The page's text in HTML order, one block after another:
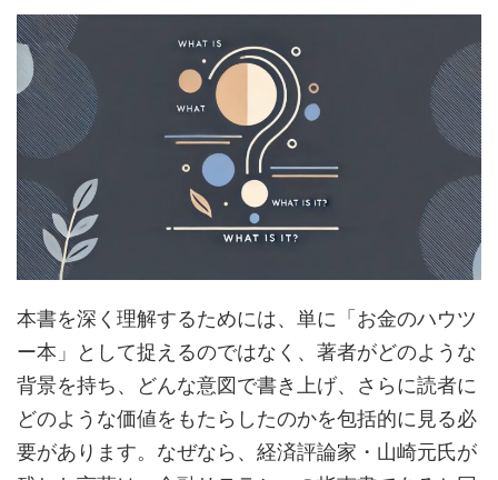
本書を深く理解するためには、単に「お金のハウツ
ー本」として捉えるのではなく、著者がどのような
背景を持ち、どんな意図で書き上げ、さらに読者に
どのような価値をもたらしたのかを包括的に見る必
要があります。なぜなら、経済評論家・山崎元氏が